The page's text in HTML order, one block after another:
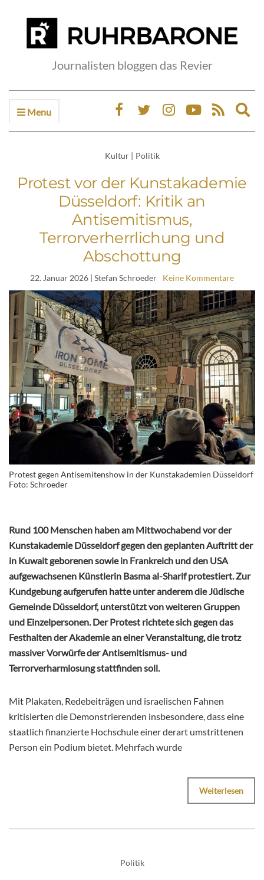
Journalisten bloggen das Revier
Menu
Kultur | Politik
Protest vor der Kunstakademie
Düsseldorf: Kritik an
Antisemitismus,
Terrorverherrlichung und
Abschottung
22. Januar 2026 | Stefan Schroeder Keine Kommentare
Protest gegen Antisemitenshow in der Kunstakademien Düsseldorf
Foto: Schroeder
Rund 100 Menschen haben am Mittwochabend vor der
Kunstakademie Düsseldorf gegen den geplanten Auftritt der
in Kuwait geborenen sowie in Frankreich und den USA
aufgewachsenen Künstlerin Basma al-Sharif protestiert. Zur
Kundgebung aufgerufen hatte unter anderem die Jüdische
Gemeinde Düsseldorf, unterstützt von weiteren Gruppen
und Einzelpersonen. Der Protest richtete sich gegen das
Festhalten der Akademie an einer Veranstaltung, die trotz
massiver Vorwürfe der Antisemitismus- und
Terrorverharmlosung stattfinden soll.
Mit Plakaten, Redebeiträgen und israelischen Fahnen
kritisierten die Demonstrierenden insbesondere, dass eine
staatlich finanzierte Hochschule einer derart umstrittenen
Person ein Podium bietet. Mehrfach wurde
Weiterlesen
Politik